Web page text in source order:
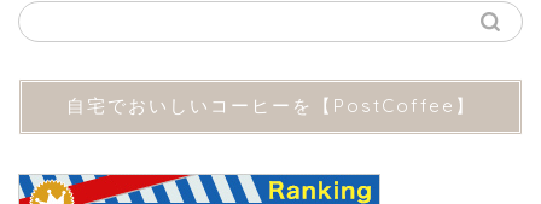
自宅でおいしいコーヒーを【PostCoffee】